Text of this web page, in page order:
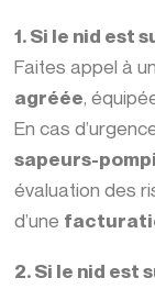
1. Si le nid est
Faites appel à
agréée,
En cas
sapeurs-
évaluation des
d’une
2. Si le nid est